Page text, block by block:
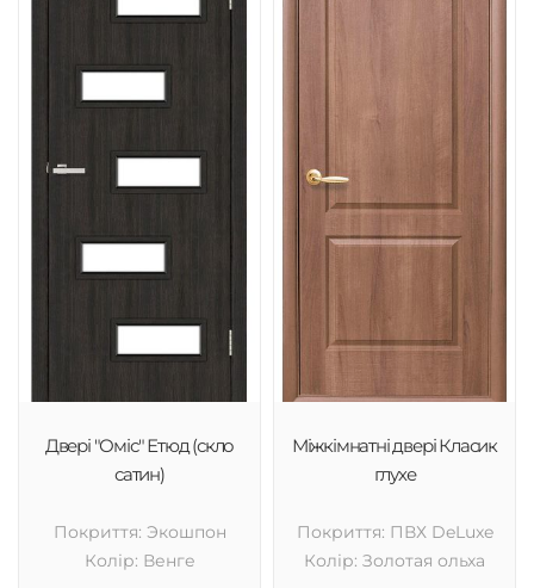
Двері "Оміс" Етюд (скло
сатин)
Покриття: Экошпон
Колір: Венге
Міжкімнатні двері Класик
глухе
Покриття: ПВХ DeLuxe
Колір: Золотая ольха